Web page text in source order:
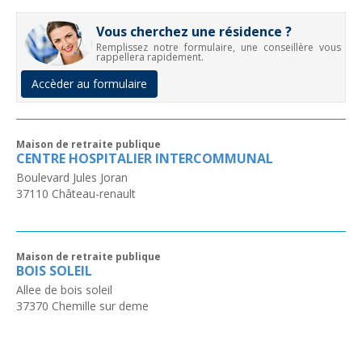
Vous cherchez une résidence ?
Remplissez notre formulaire, une conseillère vous
rappellera rapidement.
Accèder au formulaire
Maison de retraite publique
CENTRE HOSPITALIER INTERCOMMUNAL
Boulevard Jules Joran
37110 Château-renault
Maison de retraite publique
BOIS SOLEIL
Allee de bois soleil
37370 Chemille sur deme